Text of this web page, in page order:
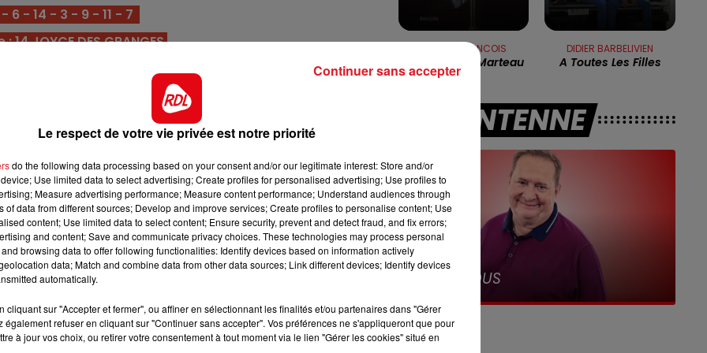
16h00 - 19h00
LE JUKEBOX RDL DEBOUT C'EST L'HEURE
6 - 14 - 3 - 9 - 11 - 7
JOYCE DES GRANGES
dans le sud-est. Ne sachant que trotter et confié à
elle sera difficile à déloger.
quinté avec deux victoires acquises à Vincennes. La
sa lancée, il vise aussi la première place.
Croisé de belle manière battant des chevaux qui ont
Bien engagée, elle peut venir arbitrer les débats.
final à Enghien, où il aurait pu finir sur le podium. A
une revanche est à reprendre.
fait du bien, elle revient sur un tracé qui va lui plaire,
pour les places.
la Loterie à Naples dans un lot beaucoup trop relevé.
de reprendre le cours de ses bonnes perfs.
n'était pas évident, il retrouve ici une course plus
CLAUDE FRANCOIS
Si J'avais Un Marteau
DIDIER BARBELIVIEN
A Toutes Les Filles
A L'ANTENNE
7h00 - 10h00 12h00 - 13h00
RDL & VOUS
Le respect de votre vie privée est notre priorité
do the following data processing based on your consent and/or our legitimate interest: Store and/or
Use limited data to select advertising; Create profiles for personalised advertising; Use profiles to
Measure advertising performance; Measure content performance; Understand audiences through
of data from different sources; Develop and improve services; Create profiles to personalise content; Use
content; Use limited data to select content; Ensure security, prevent and detect fraud, and fix errors;
and content; Save and communicate privacy choices. These technologies may process personal
browsing data to offer following functionalities: Identify devices based on information actively
data; Match and combine data from other data sources; Link different devices; Identify devices
automatically.
cliquant sur "Accepter et fermer", ou affiner en sélectionnant les finalités et/ou partenaires dans "Gérer
également refuser en cliquant sur "Continuer sans accepter". Vos préférences ne s'appliqueront que pour
à jour vos choix, ou retirer votre consentement à tout moment via le lien "Gérer les cookies" situé en
Continuer sans accepter